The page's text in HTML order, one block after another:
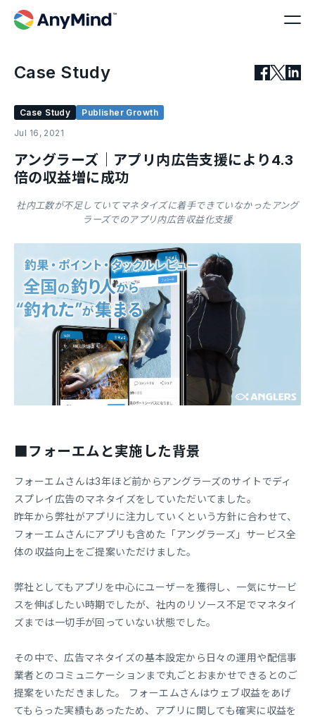
Case Study
Case Study
Publisher Growth
Jul 16, 2021
アングラーズ｜アプリ内広告支援により4.3
倍の収益増に成功
社内工数が不足していてマネタイズに着手できていなかったアング
ラーズでのアプリ内広告収益化支援
■フォーエムと実施した背景
フォーエムさんは3年ほど前からアングラーズのサイトでディ
スプレイ広告のマネタイズをしていただいてました。
昨年から弊社がアプリに注力していくという方針に合わせて、
フォーエムさんにアプリも含めた「アングラーズ」サービス全
体の収益向上をご提案いただけました。
弊社としてもアプリを中心にユーザーを獲得し、一気にサービ
スを伸ばしたい時期でしたが、社内のリソース不足でマネタイ
ズまでは一切手が回っていない状態でした。
その中で、広告マネタイズの基本設定から日々の運用や配信事
業者とのコミュニケーションまで丸ごとおまかせできるとのご
提案をいただきました。 フォーエムさんはウェブ収益をあげ
てもらった実績もあったため、アプリに関しても確実に収益を